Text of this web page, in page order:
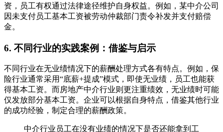
资，员工有权通过法律途径维护自身权益。例如，某中介公司
因未支付员工基本工资被劳动仲裁部门责令补发并支付赔偿
金。
6. 不同行业的实践案例：借鉴与启示
不同行业在无业绩情况下的薪酬处理方式各有特点。例如，保
险行业通常采用“底薪+提成”模式，即使无业绩，员工也能获
得基本工资。而房地产中介行业则更注重绩效，无业绩时可能
仅发放部分基本工资。企业可以根据自身特点，借鉴其他行业
的成功经验，制定合理的薪酬政策。
中介行业员工在没有业绩的情况下是否还能拿到工